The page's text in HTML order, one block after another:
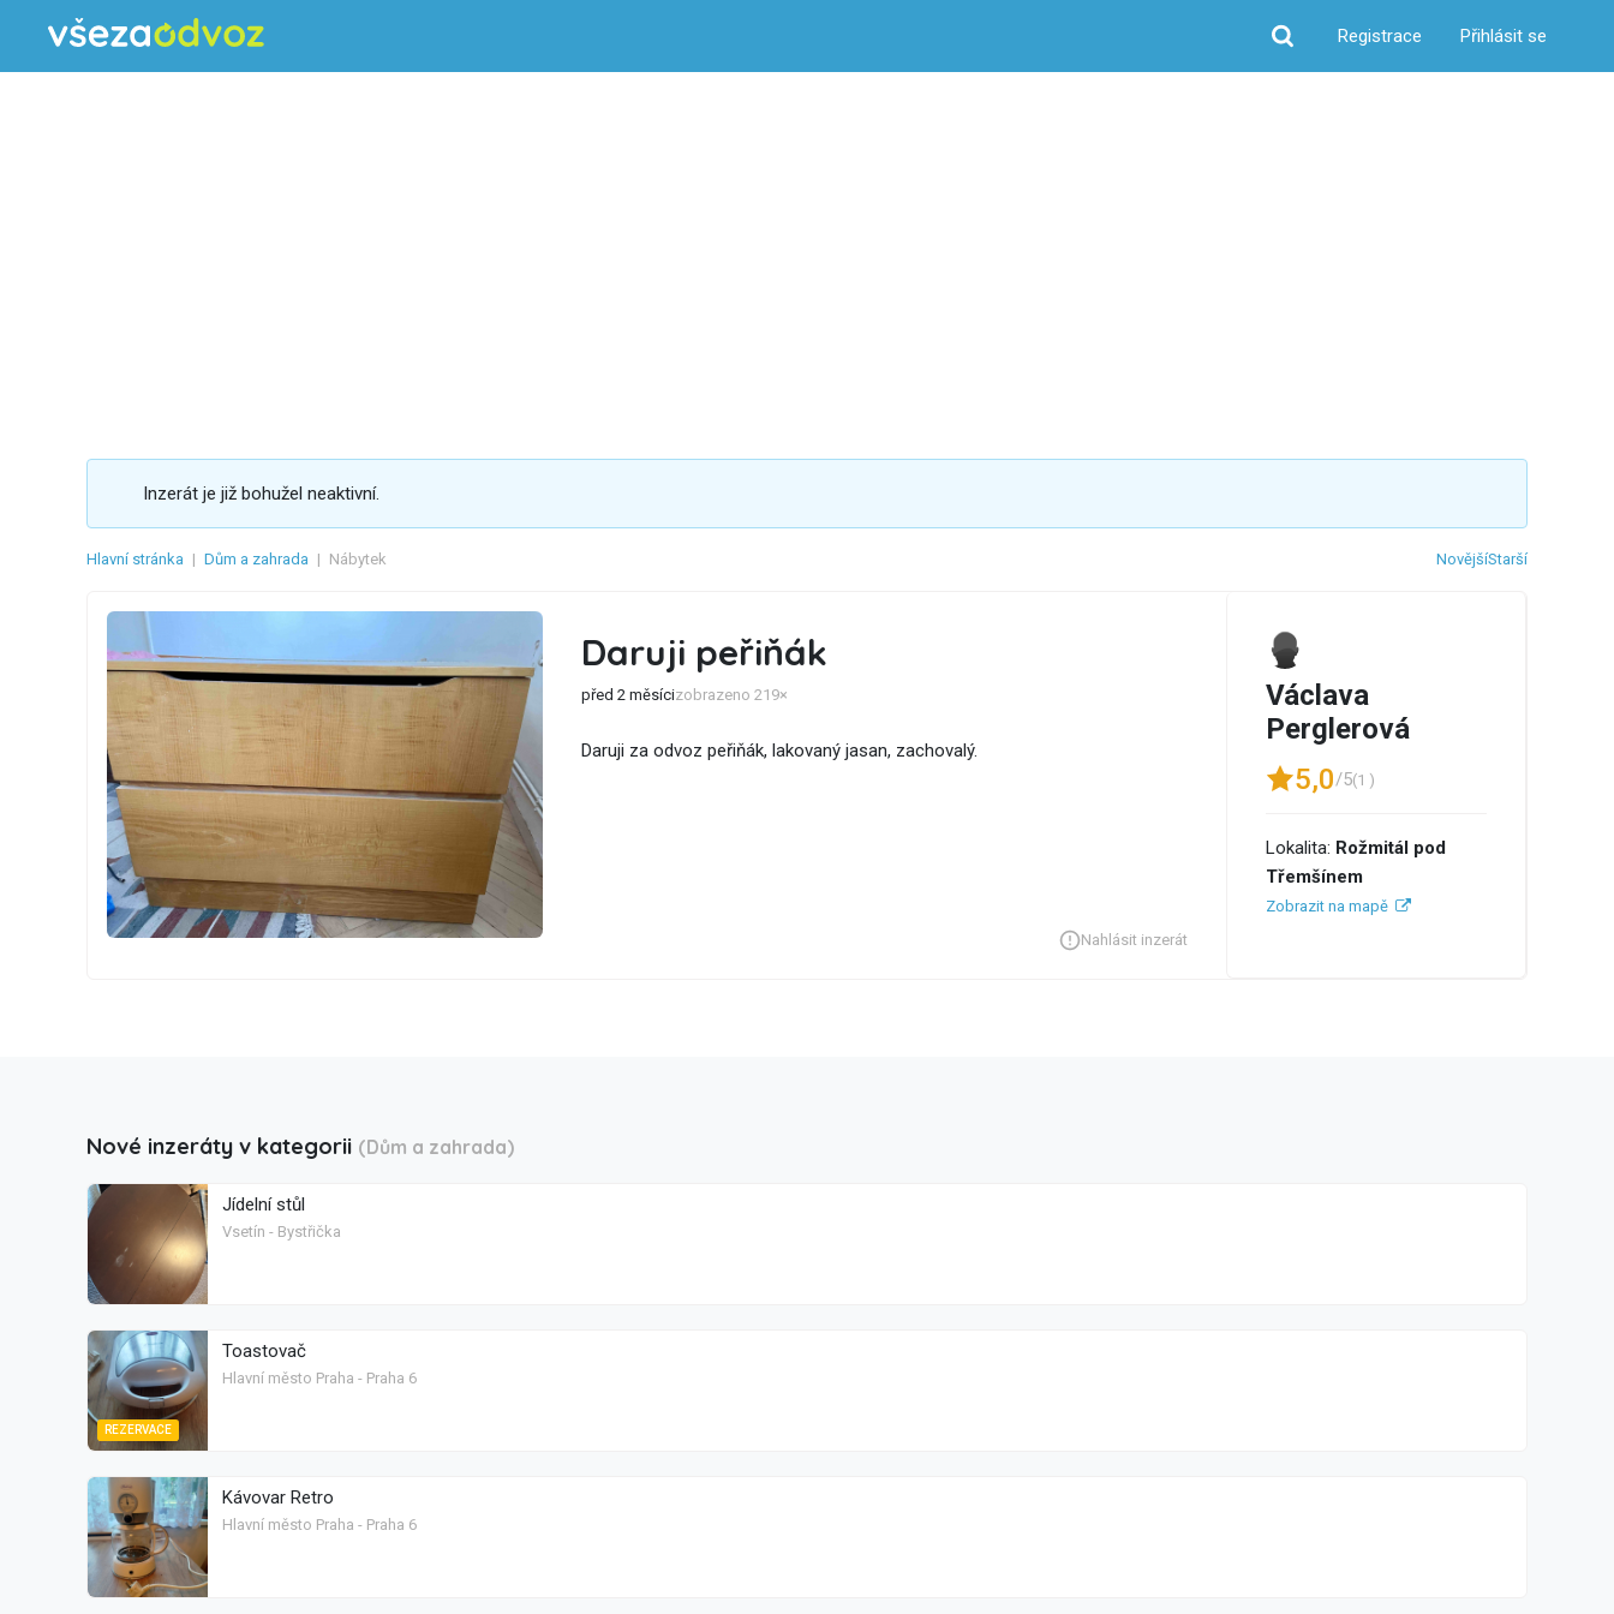
Hledat
Registrace Přihlásit se
Inzerát je již bohužel neaktivní.
Hlavní stránka | Dům a zahrada | Nábytek NovějšíStarší
Daruji peřiňák
před 2 měsícizobrazeno 219×
Daruji za odvoz peřiňák, lakovaný jasan, zachovalý.
Nahlásit inzerát
Václava
Perglerová
5,0/5(1 )
Lokalita: Rožmitál pod
Třemšínem
Zobrazit na mapě
Nové inzeráty v kategorii (Dům a zahrada)
Jídelní stůl
Vsetín - Bystřička
REZERVACE
Toastovač
Hlavní město Praha - Praha 6
Kávovar Retro
Hlavní město Praha - Praha 6